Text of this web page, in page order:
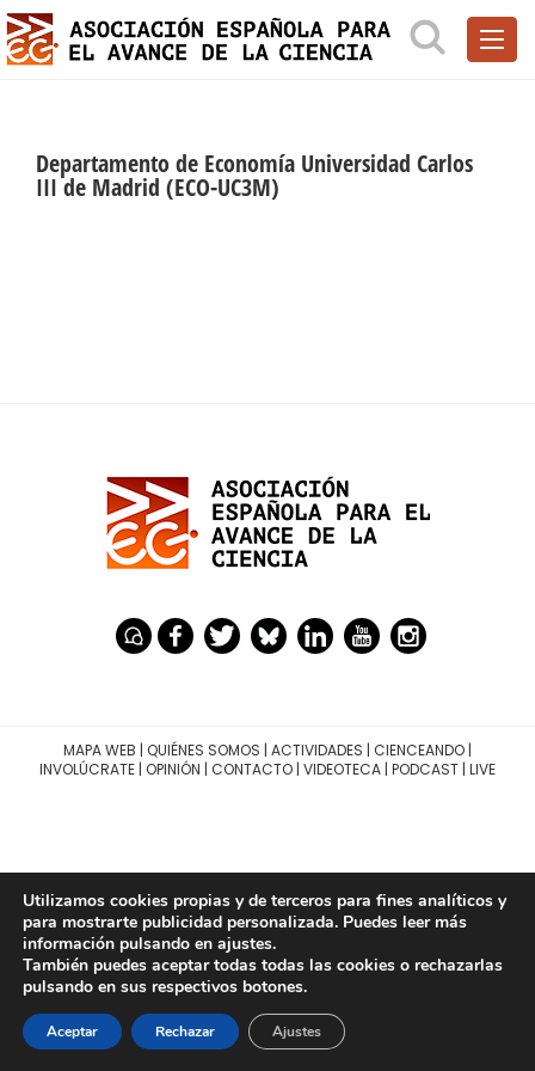
Departamento de Economía Universidad Carlos
III de Madrid (ECO-UC3M)
MAPA WEB | QUIÉNES SOMOS | ACTIVIDADES | CIENCEANDO |
INVOLÚCRATE | OPINIÓN | CONTACTO | VIDEOTECA | PODCAST | LIVE
Utilizamos cookies propias y de terceros para fines analíticos y
para mostrarte publicidad personalizada. Puedes leer más
información pulsando en ajustes.
También puedes aceptar todas todas las cookies o rechazarlas
pulsando en sus respectivos botones.
Aceptar Rechazar Ajustes